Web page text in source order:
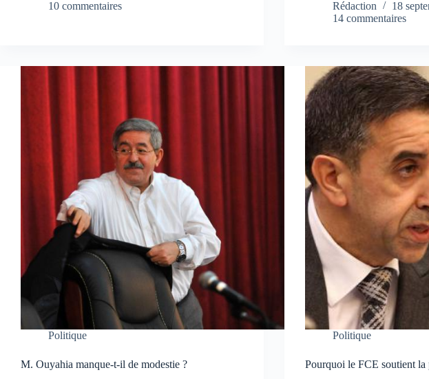
10 commentaires
Rédaction
18
14 commentaires
Politique
M. Ouyahia manque-t-il de modestie ?
Politique
Pourquoi le FCE soutient la